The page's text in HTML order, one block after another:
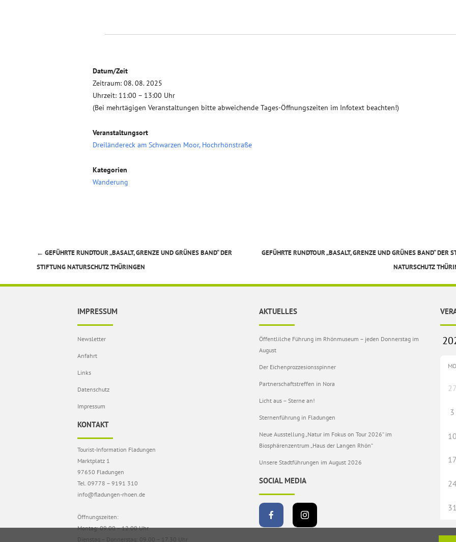
Datum/Zeit
Zeitraum: 08. 08. 2025
Uhrzeit: 11:00 – 13:00 Uhr
(Bei mehrtägigen Veranstaltungen bitte abweichende Tages-Öffnungszeiten im Infotext beachten!)
Veranstaltungsort
Dreiländereck am Schwarzen Moor, Hochrhönstraße
Kategorien
Wanderung
Beitragsnavigation
← GEFÜHRTE RUNDTOUR „BASALT, GRENZE UND GRÜNES BAND“ DER
STIFTUNG NATURSCHUTZ THÜRINGEN
GEFÜHRTE RUNDTOUR „BASALT, GRENZE UND GRÜNES BAND“ DER
NATURSCHUTZ
IMPRESSUM
Newsletter
Anfahrt
Links
Datenschutz
Impressum
KONTAKT
Tourist-Information Fladungen
Marktplatz 1
97650 Fladungen
Tel. 09778 – 9191 310
info@fladungen-rhoen.de
Öffnungszeiten:
Montag: 09.00 – 12.00 Uhr
Dienstag – Donnerstag: 09.00 – 17.30 Uhr
AKTUELLES
Öffentlilche Führung im Rhönmuseum – jeden Donnerstag im
August
Der Eichenprozzesionsspinner
Partnerschaftstreffen in Nora
Licht aus – Sterne an!
Sternenführung in Fladungen
Neue Ausstellung „Natur im Fokus on Tour 2026“ im
Biosphärenzentrum „Haus der Langen Rhön“
Unsere Stadtführungen im August 2026
SOCIAL MEDIA
MO
27
3
10
17
31